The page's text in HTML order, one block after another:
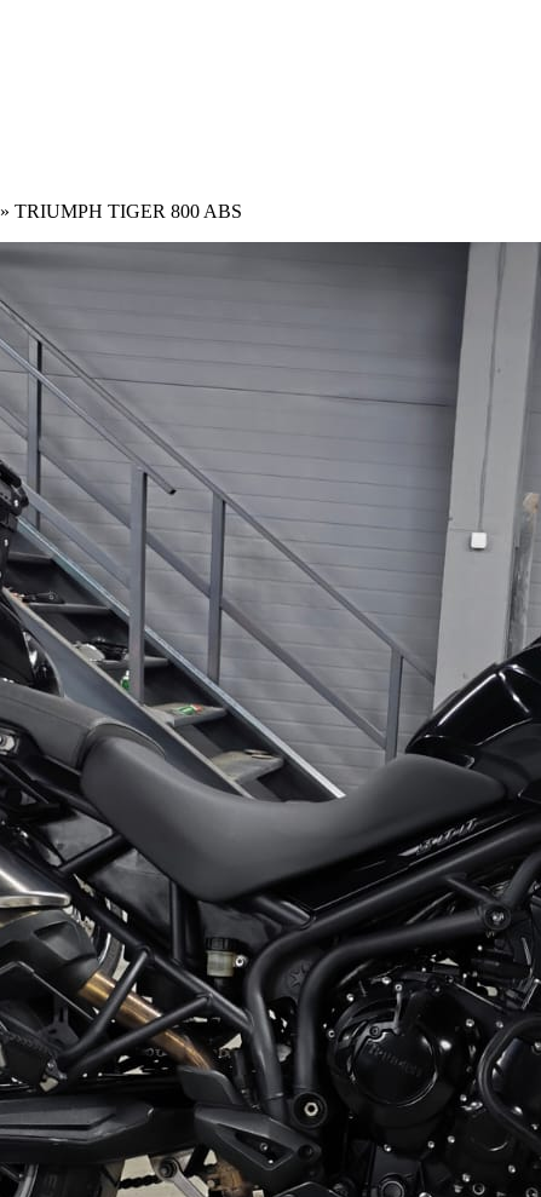
» TRIUMPH TIGER 800 ABS